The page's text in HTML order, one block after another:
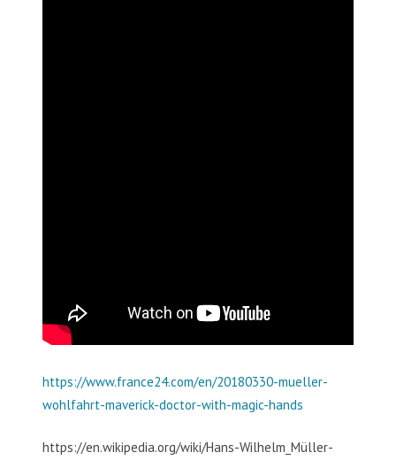
https://www.france24.com/en/20180330-mueller-
wohlfahrt-maverick-doctor-with-magic-hands
https://en.wikipedia.org/wiki/Hans-Wilhelm_Müller-